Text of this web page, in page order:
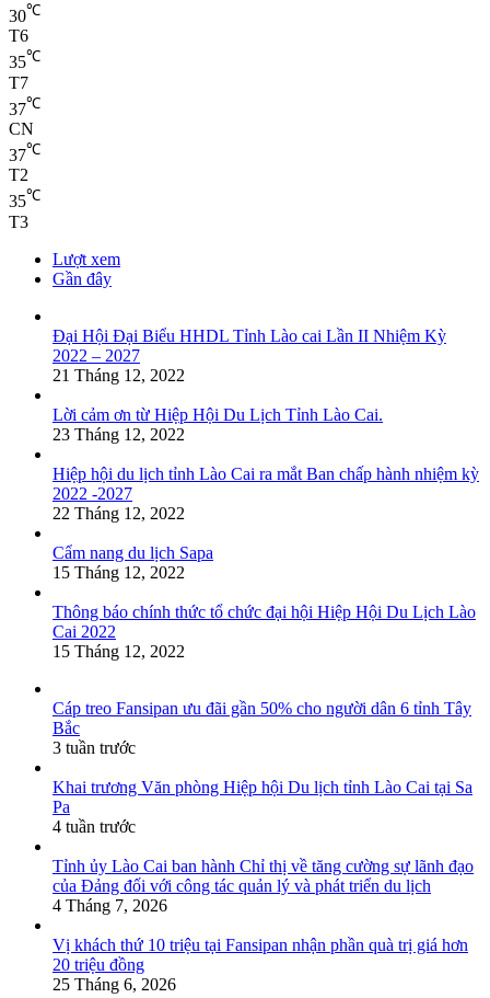
30℃
T6
35℃
T7
37℃
CN
37℃
T2
35℃
T3
Lượt xem
Gần đây
Đại Hội Đại Biểu HHDL Tỉnh Lào cai Lần II Nhiệm Kỳ
2022 – 2027
21 Tháng 12, 2022
Lời cảm ơn từ Hiệp Hội Du Lịch Tỉnh Lào Cai.
23 Tháng 12, 2022
Hiệp hội du lịch tỉnh Lào Cai ra mắt Ban chấp hành nhiệm kỳ
2022 -2027
22 Tháng 12, 2022
Cẩm nang du lịch Sapa
15 Tháng 12, 2022
Thông báo chính thức tổ chức đại hội Hiệp Hội Du Lịch Lào
Cai 2022
15 Tháng 12, 2022
Cáp treo Fansipan ưu đãi gần 50% cho người dân 6 tỉnh Tây
Bắc
3 tuần trước
Khai trương Văn phòng Hiệp hội Du lịch tỉnh Lào Cai tại Sa
Pa
4 tuần trước
Tỉnh ủy Lào Cai ban hành Chỉ thị về tăng cường sự lãnh đạo
của Đảng đối với công tác quản lý và phát triển du lịch
4 Tháng 7, 2026
Vị khách thứ 10 triệu tại Fansipan nhận phần quà trị giá hơn
20 triệu đồng
25 Tháng 6, 2026